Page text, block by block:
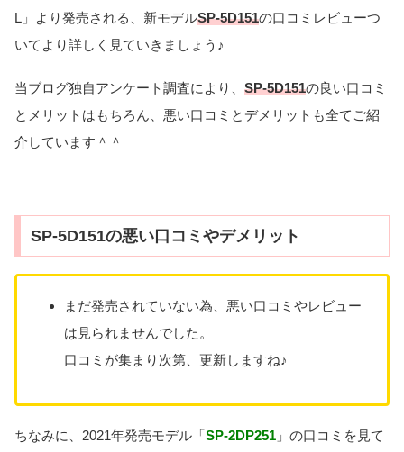
L」より発売される、新モデルSP-5D151の口コミレビューつ
いてより詳しく見ていきましょう♪
当ブログ独自アンケート調査により、 SP-5D151の良い口コミ
とメリットはもちろん、悪い口コミとデメリットも全てご紹
介しています＾＾
SP-5D151の悪い口コミやデメリット
まだ発売されていない為、悪い口コミやレビュー
は見られませんでした。
口コミが集まり次第、更新しますね♪
ちなみに、2021年発売モデル「SP-2DP251 」の口コミを見て